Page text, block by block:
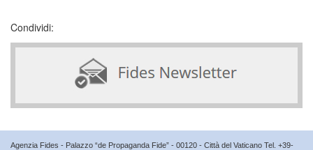
Condividi:
Agenzia Fides - Palazzo “de Propaganda Fide” - 00120 - Città del Vaticano Tel. +39-